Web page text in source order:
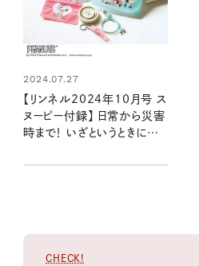
2024.07.27
【リンネル2024年10月号 ス
ヌーピー付録】 日常から災害
時まで！ いざというときに便
売リンネル2024年10月号
CHECK!